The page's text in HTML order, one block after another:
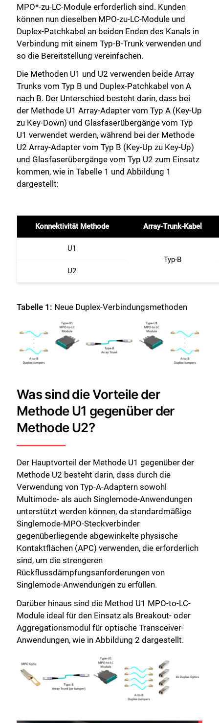
MPO*-zu-LC-Module erforderlich sind. Kunden
können nun dieselben MPO-zu-LC-Module und
Duplex-Patchkabel an beiden Enden des Kanals in
Verbindung mit einem Typ-B-Trunk verwenden und
so die Bereitstellung vereinfachen.
Die Methoden U1 und U2 verwenden beide Array
Trunks vom Typ B und Duplex-Patchkabel von A
nach B. Der Unterschied besteht darin, dass bei
der Methode U1 Array-Adapter vom Typ A (Key-Up
zu Key-Down) und Glasfaserübergänge vom Typ
U1 verwendet werden, während bei der Methode
U2 Array-Adapter vom Typ B (Key-Up zu Key-Up)
und Glasfaserübergänge vom Typ U2 zum Einsatz
kommen, wie in Tabelle 1 und Abbildung 1
dargestellt:
Konnektivität Methode Array-Trunk-Kabel
U1
Typ-B
U2
Tabelle 1: Neue Duplex-Verbindungsmethoden
Was sind die Vorteile der
Methode U1 gegenüber der
Methode U2?
Der Hauptvorteil der Methode U1 gegenüber der
Methode U2 besteht darin, dass durch die
Verwendung von Typ-A-Adaptern sowohl
Multimode- als auch Singlemode-Anwendungen
unterstützt werden können, da standardmäßige
Singlemode-MPO-Steckverbinder
gegenüberliegende abgewinkelte physische
Kontaktflächen (APC) verwenden, die erforderlich
sind, um die strengeren
Rückflussdämpfungsanforderungen von
Singlemode-Anwendungen zu erfüllen.
Darüber hinaus sind die Method U1 MPO-to-LC-
Module ideal für den Einsatz als Breakout- oder
Aggregationsmodul für optische Transceiver-
Anwendungen, wie in Abbildung 2 dargestellt.